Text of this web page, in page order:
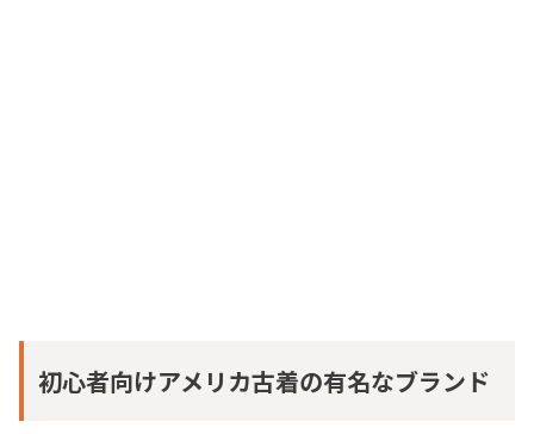
初心者向けアメリカ古着の有名なブランド